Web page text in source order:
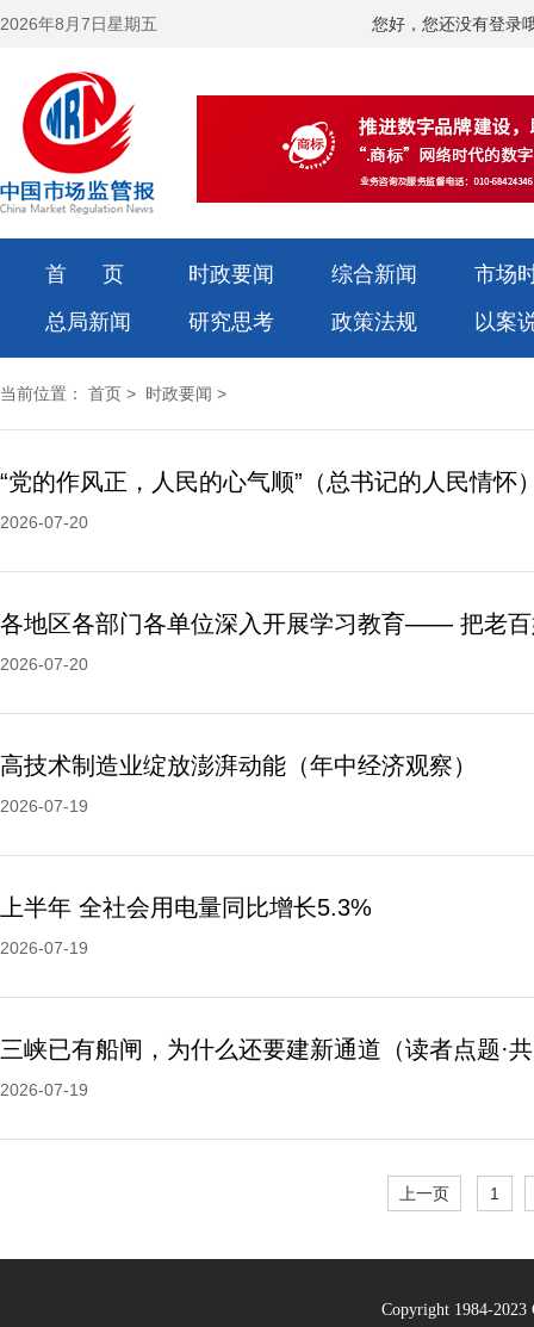
2026年8月7日星期五 您好，您还没有登录
首 页 时政要闻 综合新闻
市场
总局新闻
研究思考 政策法规 以案
当前位置： 首页 > 时政要闻 >
“党的作风正，人民的心气顺”（总书记的人民情怀
2026-07-20
2026-07-20
高技术制造业绽放澎湃动能（年中经济观察）
2026-07-19
上半年 全社会用电量同比增长5.3%
2026-07-19
三峡已有船闸，为什么还要建新通道（读者点题·
2026-07-19
上一页 1
Copyright 1984-